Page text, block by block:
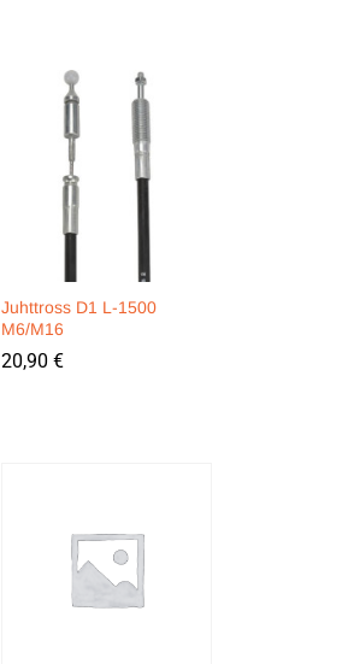
Juhttross D1 L-1500
M6/M16
20,90 €
20,90 €